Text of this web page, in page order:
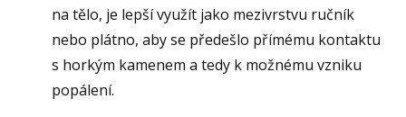
na tělo, je lepší využít jako mezivrstvu ručník
nebo plátno, aby se předešlo přímému kontaktu
s horkým kamenem a tedy k možnému vzniku
popálení.